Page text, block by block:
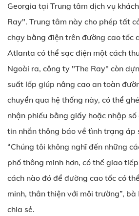
Georgia tại Trung tâm dịch vụ
Ray". Trung tâm này cho phép tất
chạy bằng điện trên đường cao tốc
Atlanta có thể sạc điện một cách
Ngoài ra, công ty "The Ray" còn
suất lốp giúp nâng cao an toàn
chuyển qua hệ thống này, có thể
nhận phiếu bằng giấy hoặc nhập
tin nhắn thông báo về tình trạng áp
“Chúng tôi không nghĩ đến những
phố thông minh hơn, có thể giao
cách nào đó để đường cao tốc có
minh, thân thiện với môi trường”,
chia sẻ.